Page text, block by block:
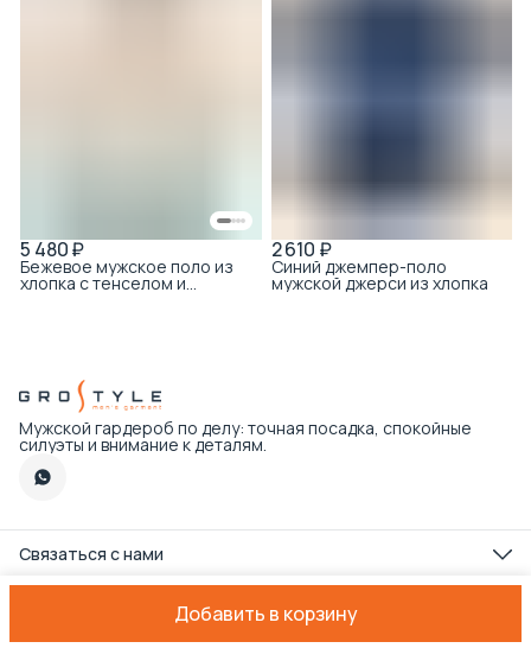
Добавить в корзину
5 480 ₽
Бежевое мужское поло из
хлопка с тенселом и
2 610 ₽
Синий джемпер-поло
мужской джерси из хлопка
Мужской гардероб по делу: точная посадка, спокойные
силуэты и внимание к деталям.
Связаться с нами
Телефон
Режим работы интернет-магазина
Правила возвратаРеквизиты